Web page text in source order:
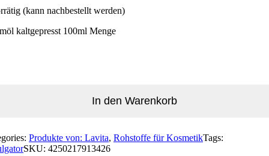
(kann nachbestellt werden)
kaltgepresst 100ml Menge
In den Warenkorb
Produkte von: Lavita, Rohstoffe für KosmetikTags:
SKU: 4250217913426